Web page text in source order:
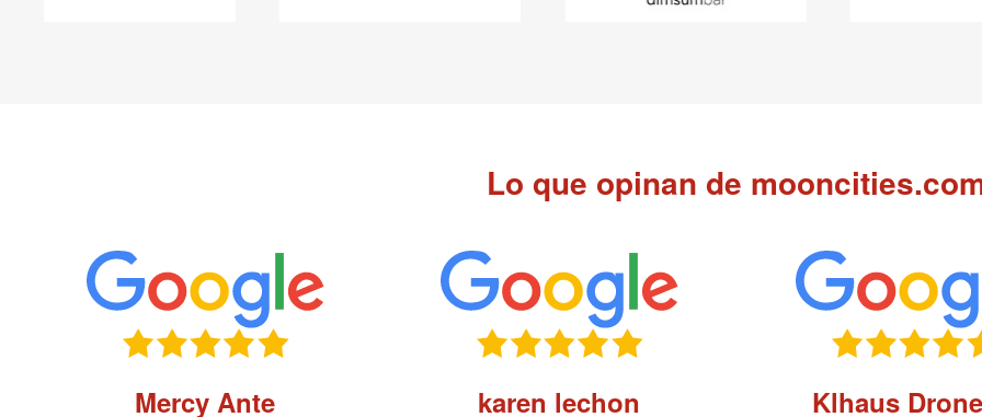
Lo que opinan de
Mercy Ante karen lechon Klhaus